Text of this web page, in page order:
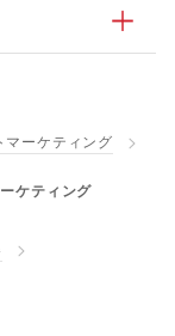
マーケティング
ケティング